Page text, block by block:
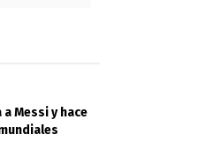
Messi y hace